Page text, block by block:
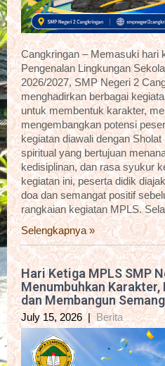
Cangkringan – Memasuki hari
Pengenalan Lingkungan
2026/2027, SMP Negeri 2
menghadirkan berbagai
untuk membentuk karakter,
mengembangkan potensi
kegiatan diawali dengan
spiritual yang bertujuan
kedisiplinan, dan rasa syukur
kegiatan ini, peserta didik
doa dan semangat positif
rangkaian kegiatan MPLS.
Selengkapnya »
Hari Ketiga MPLS SMP
Menumbuhkan
dan Membangun
July 15, 2026 |Berita